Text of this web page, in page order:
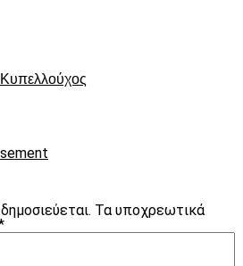
Τα υποχρεωτικά